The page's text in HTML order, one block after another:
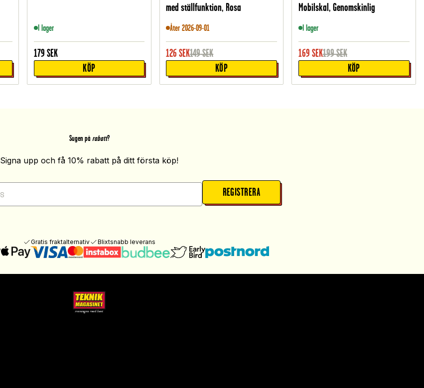
I lager
179 SEK
KÖP
med ställfunktion, Rosa
Åter 2026-09-01
126 SEK149SEK
KÖP
Mobilskal, Genomskinlig
I lager
169 SEK199SEK
KÖP
Sugen på rabatt?
Signa upp och få 10% rabatt på ditt första köp!
REGISTRERA
Gratis fraktalternativ Blixtsnabb leverans